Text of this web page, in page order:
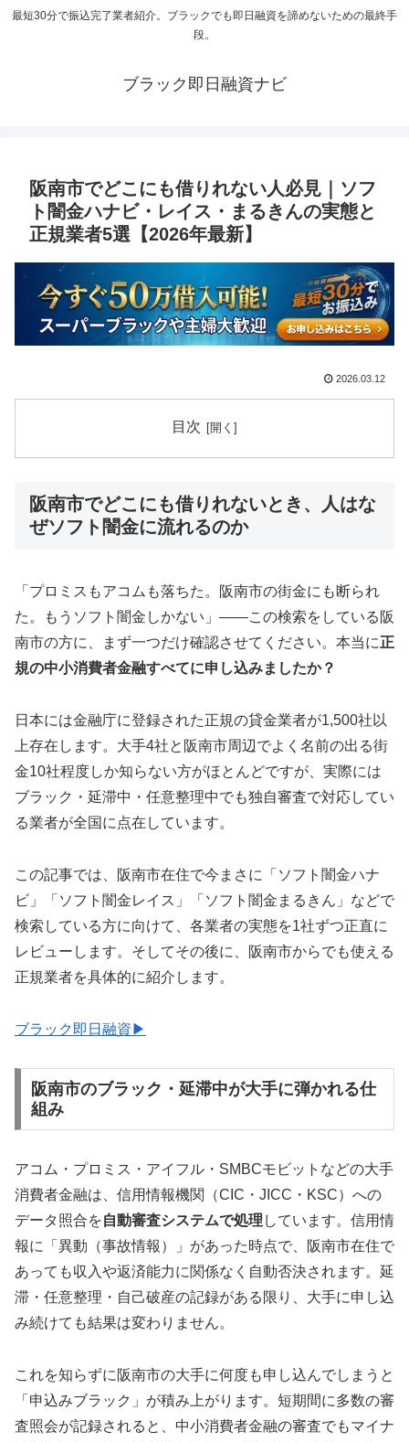
最短30分で振込完了業者紹介。ブラックでも即日融資を諦めないための最終手
段。
ブラック即日融資ナビ
阪南市でどこにも借りれない人必見｜ソフ
ト闇金ハナビ・レイス・まるきんの実態と
正規業者5選【2026年最新】
2026.03.12
目次
阪南市でどこにも借りれないとき、人はな
ぜソフト闇金に流れるのか
「プロミスもアコムも落ちた。阪南市の街金にも断られ
た。もうソフト闇金しかない」——この検索をしている阪
南市の方に、まず一つだけ確認させてください。本当に正
規の中小消費者金融すべてに申し込みましたか？
日本には金融庁に登録された正規の貸金業者が1,500社以
上存在します。大手4社と阪南市周辺でよく名前の出る街
金10社程度しか知らない方がほとんどですが、実際には
ブラック・延滞中・任意整理中でも独自審査で対応してい
る業者が全国に点在しています。
この記事では、阪南市在住で今まさに「ソフト闇金ハナ
ビ」「ソフト闇金レイス」「ソフト闇金まるきん」などで
検索している方に向けて、各業者の実態を1社ずつ正直に
レビューします。そしてその後に、阪南市からでも使える
正規業者を具体的に紹介します。
ブラック即日融資▶
阪南市のブラック・延滞中が大手に弾かれる仕
組み
アコム・プロミス・アイフル・SMBCモビットなどの大手
消費者金融は、信用情報機関（CIC・JICC・KSC）への
データ照合を自動審査システムで処理 しています。信用情
報に「異動（事故情報）」があった時点で、阪南市在住で
あっても収入や返済能力に関係なく自動否決されます。延
滞・任意整理・自己破産の記録がある限り、大手に申し込
み続けても結果は変わりません。
これを知らずに阪南市の大手に何度も申し込んでしまうと
「申込みブラック」が積み上がります。短期間に多数の審
査照会が記録されると、中小消費者金融の審査でもマイナ